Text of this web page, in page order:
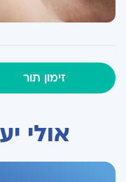
זימון תור
אולי